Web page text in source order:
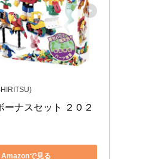
ーナスセット ２０２
Amazonで見る